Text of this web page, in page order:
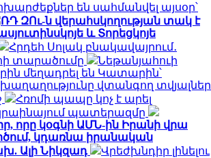
են սահմանվել այսօր՝
ՌԴ ԶՈւ-ն վերահսկողության տակ է
և Տորեցկոյե
Հրդեհ Սոլակ բնակավայրում․
տարածումը
Նեթանյահուի
մեղադրել են Կատարին՝
վտանգող տվյալներ
Հռոմի պապը կոչ է արել
պատերազմը
որը կօգնի ԱՄՆ-ին Իրանի վրա
կդառնա իրանական
Ալի Նիկզադ
Վրեժխնդիր լինելու